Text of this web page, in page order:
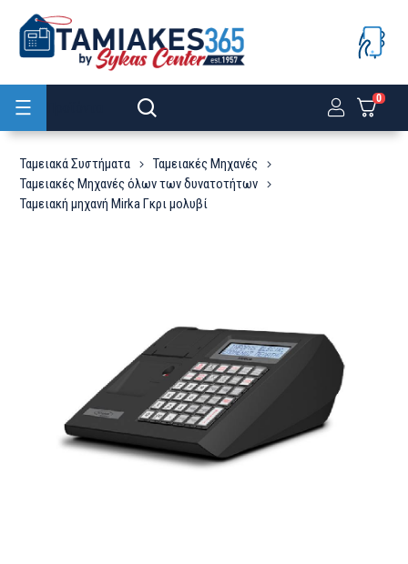
0
Ταμειακά Συστήματα
Ταμειακές Μηχανές
Ταμειακές Μηχανές όλων των δυνατοτήτων
Ταμειακή μηχανή Mirka Γκρι μολυβί